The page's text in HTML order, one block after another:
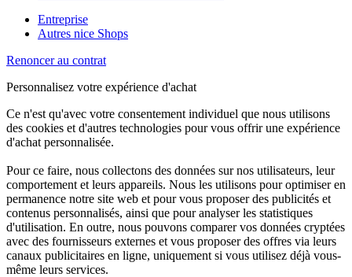
Entreprise
Autres nice Shops
Renoncer au contrat
Personnalisez votre expérience d'achat
Ce n'est qu'avec votre consentement individuel que nous utilisons
des cookies et d'autres technologies pour vous offrir une expérience
d'achat personnalisée.
Pour ce faire, nous collectons des données sur nos utilisateurs, leur
comportement et leurs appareils. Nous les utilisons pour optimiser en
permanence notre site web et pour vous proposer des publicités et
contenus personnalisés, ainsi que pour analyser les statistiques
d'utilisation. En outre, nous pouvons comparer vos données cryptées
avec des fournisseurs externes et vous proposer des offres via leurs
canaux publicitaires en ligne, uniquement si vous utilisez déjà vous-
même leurs services.